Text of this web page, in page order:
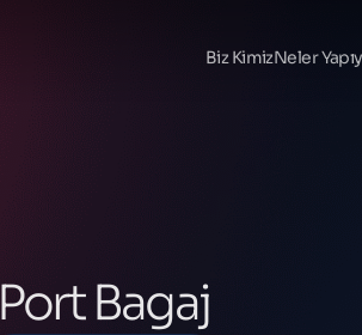
Biz KimizNeler
Web Tasarım Projelerimiz
Port Bagaj